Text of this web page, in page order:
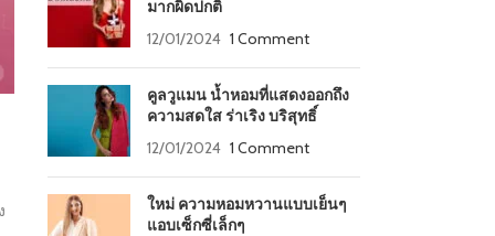
มากผิดปกติ
12/01/2024 1 Comment
คูลวูแมน น้ำหอมที่แสดงออกถึง
ความสดใส ร่าเริง บริสุทธิ์
12/01/2024 1 Comment
ใหม่ ความหอมหวานแบบเย็นๆ
แอบเซ็กซี่เล็กๆ